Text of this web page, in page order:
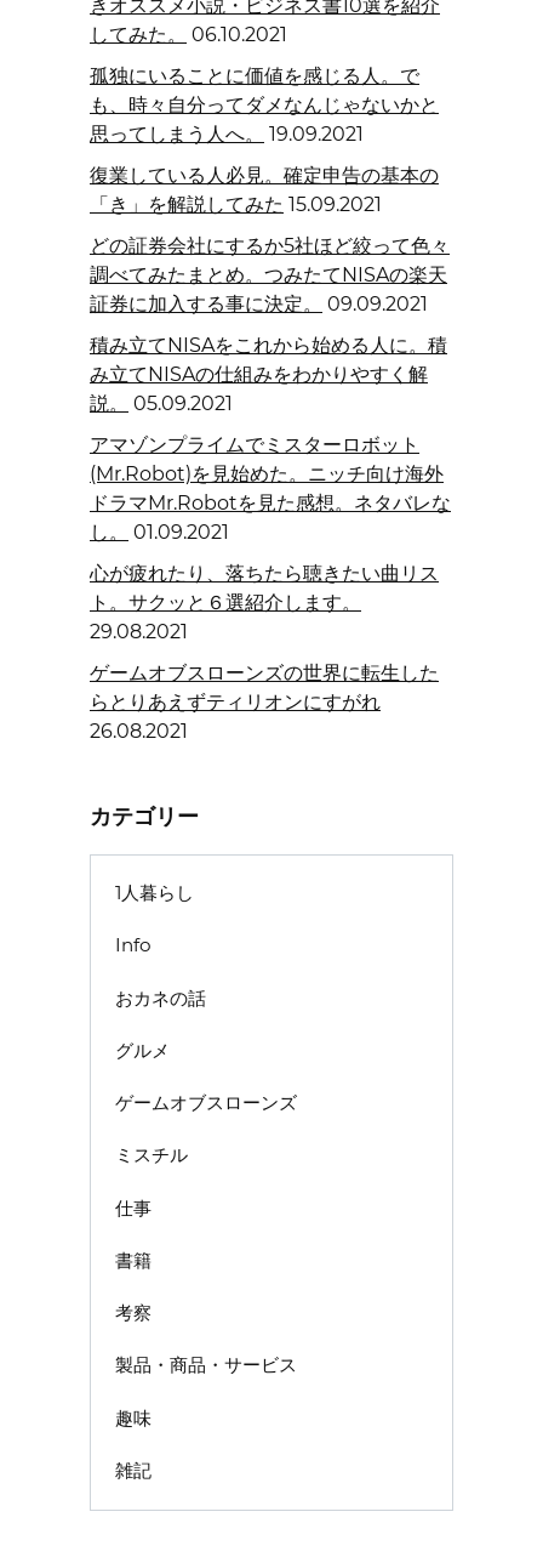
きオススメ小説・ビジネス書10選を紹介
してみた。
06.10.2021
孤独にいることに価値を感じる人。で
も、時々自分ってダメなんじゃないかと
思ってしまう人へ。
19.09.2021
復業している人必見。確定申告の基本の
「き」を解説してみた 15.09.2021
どの証券会社にするか5社ほど絞って色々
調べてみたまとめ。つみたてNISAの楽天
証券に加入する事に決定。
09.09.2021
積み立てNISAをこれから始める人に。積
み立てNISAの仕組みをわかりやすく解
説。
05.09.2021
アマゾンプライムでミスターロボット
(Mr.Robot)を見始めた。ニッチ向け海外
ドラマMr.Robotを見た感想。ネタバレな
し。
01.09.2021
心が疲れたり、落ちたら聴きたい曲リス
ト。サクッと６選紹介します。
29.08.2021
ゲームオブスローンズの世界に転生した
らとりあえずティリオンにすがれ
26.08.2021
カテゴリー
1人暮らし
Info
おカネの話
グルメ
ゲームオブスローンズ
ミスチル
仕事
書籍
考察
製品・商品・サービス
趣味
雑記